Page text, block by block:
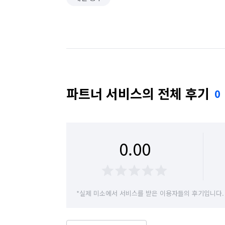
파트너 서비스의 전체 후기 0
0.00
*실제 미소에서 서비스를 받은 이용자들의 후기입니다.